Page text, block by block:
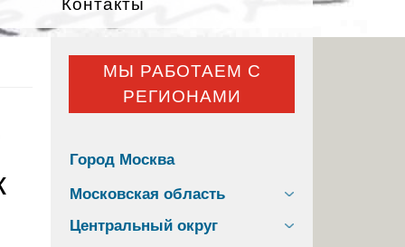
Контакты
МЫ РАБОТАЕМ С
РЕГИОНАМИ
Город Москва
Московская область
Центральный округ